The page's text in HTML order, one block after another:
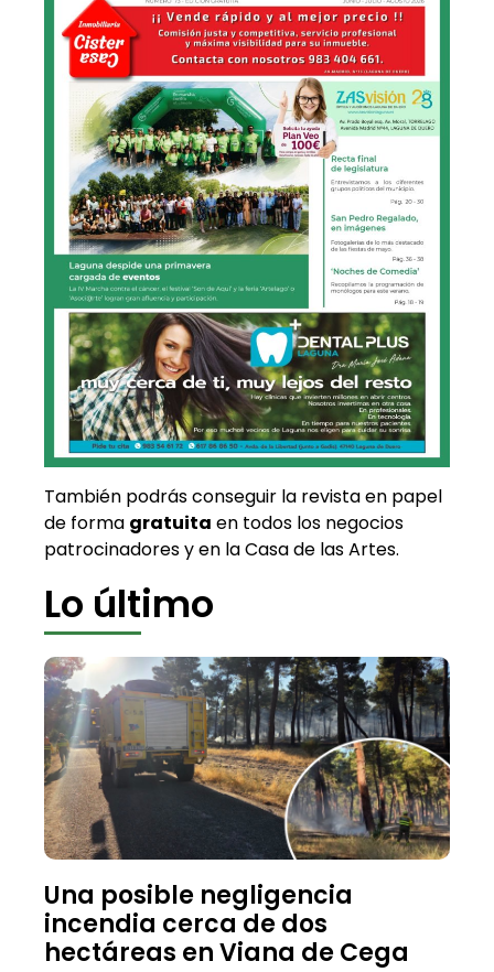
También podrás conseguir la revista en papel
de forma gratuita en todos los negocios
patrocinadores y en la Casa de las Artes.
Lo último
Una posible negligencia
incendia cerca de dos
hectáreas en Viana de Cega